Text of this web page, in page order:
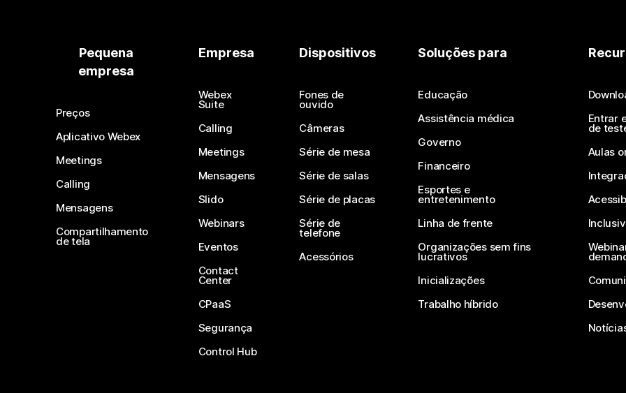
Pequena
empresa
Preços
Aplicativo Webex
Meetings
Calling
Mensagens
Compartilhamento
de tela
Empresa
Webex
Suite
Calling
Meetings
Mensagens
Slido
Webinars
Eventos
Contact
Center
CPaaS
Segurança
Control Hub
Dispositivos
Fones de
ouvido
Câmeras
Série de mesa
Série de salas
Série de placas
Série de
telefone
Acessórios
Soluções para
Educação
Assistência médica
Governo
Financeiro
Esportes e
entretenimento
Linha de frente
Organizações sem fins
lucrativos
Inicializações
Trabalho híbrido
Entrar
de
Aulas